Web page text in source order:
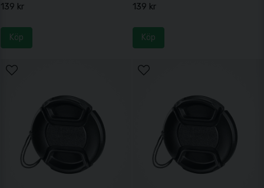
139 kr
Köp
139 kr
Köp